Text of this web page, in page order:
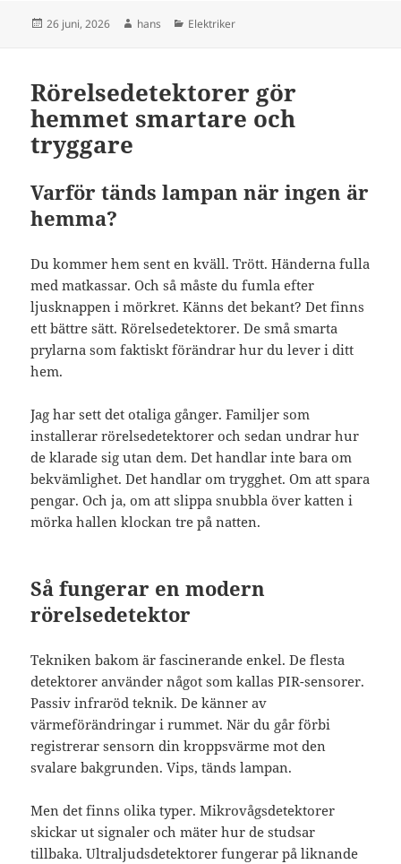
Postat
26 juni, 2026 Författare
hans Kategorier
Elektriker
Rörelsedetektorer gör
hemmet smartare och
tryggare
Varför tänds lampan när ingen är
hemma?
Du kommer hem sent en kväll. Trött. Händerna fulla
med matkassar. Och så måste du fumla efter
ljusknappen i mörkret. Känns det bekant? Det finns
ett bättre sätt. Rörelsedetektorer. De små smarta
prylarna som faktiskt förändrar hur du lever i ditt
hem.
Jag har sett det otaliga gånger. Familjer som
installerar rörelsedetektorer och sedan undrar hur
de klarade sig utan dem. Det handlar inte bara om
bekvämlighet. Det handlar om trygghet. Om att spara
pengar. Och ja, om att slippa snubbla över katten i
mörka hallen klockan tre på natten.
Så fungerar en modern
rörelsedetektor
Tekniken bakom är fascinerande enkel. De flesta
detektorer använder något som kallas PIR-sensorer.
Passiv infraröd teknik. De känner av
värmeförändringar i rummet. När du går förbi
registrerar sensorn din kroppsvärme mot den
svalare bakgrunden. Vips, tänds lampan.
Men det finns olika typer. Mikrovågsdetektorer
skickar ut signaler och mäter hur de studsar
tillbaka. Ultraljudsdetektorer fungerar på liknande